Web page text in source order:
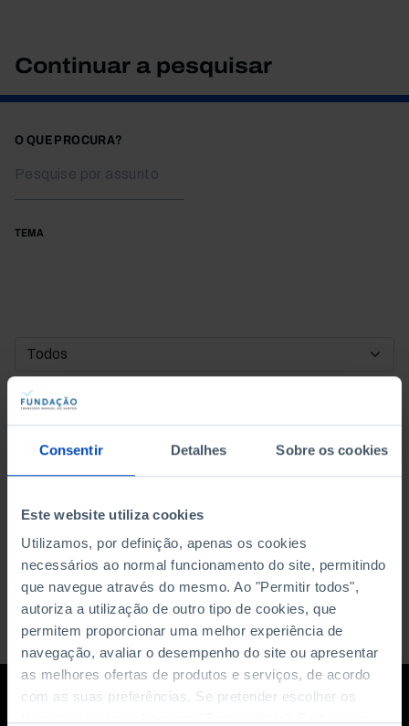
Consentir Detalhes Sobre os cookies
Este website utiliza cookies
Utilizamos, por definição, apenas os cookies
necessários ao normal funcionamento do site, permitindo
que navegue através do mesmo. Ao "Permitir todos",
autoriza a utilização de outro tipo de cookies, que
permitem proporcionar uma melhor experiência de
navegação, avaliar o desempenho do site ou apresentar
as melhores ofertas de produtos e serviços, de acordo
com as suas preferências. Se pretender escolher os
Continuar a pesquisar
O QUE PROCURA?
TEMA
DATA DE INÍCIO
DATA DE FIM